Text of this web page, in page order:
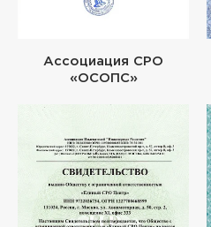
Ассоциация СРО
«ОСОПС»